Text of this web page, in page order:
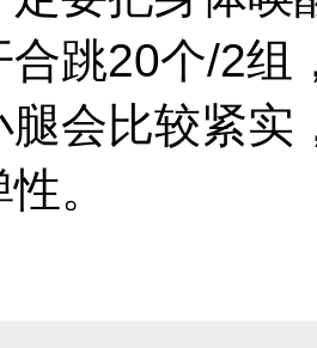
合跳20个/2组
腿会比较紧
。